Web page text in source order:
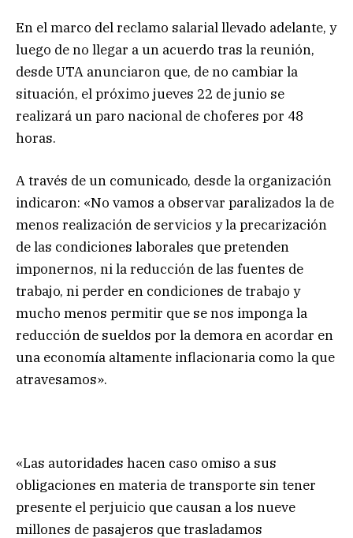
En el marco del reclamo salarial llevado adelante, y
luego de no llegar a un acuerdo tras la reunión,
desde UTA anunciaron que, de no cambiar la
situación, el próximo jueves 22 de junio se
realizará un paro nacional de choferes por 48
horas.
A través de un comunicado, desde la organización
indicaron: «No vamos a observar paralizados la de
menos realización de servicios y la precarización
de las condiciones laborales que pretenden
imponernos, ni la reducción de las fuentes de
trabajo, ni perder en condiciones de trabajo y
mucho menos permitir que se nos imponga la
reducción de sueldos por la demora en acordar en
una economía altamente inflacionaria como la que
atravesamos».
«Las autoridades hacen caso omiso a sus
obligaciones en materia de transporte sin tener
presente el perjuicio que causan a los nueve
millones de pasajeros que trasladamos